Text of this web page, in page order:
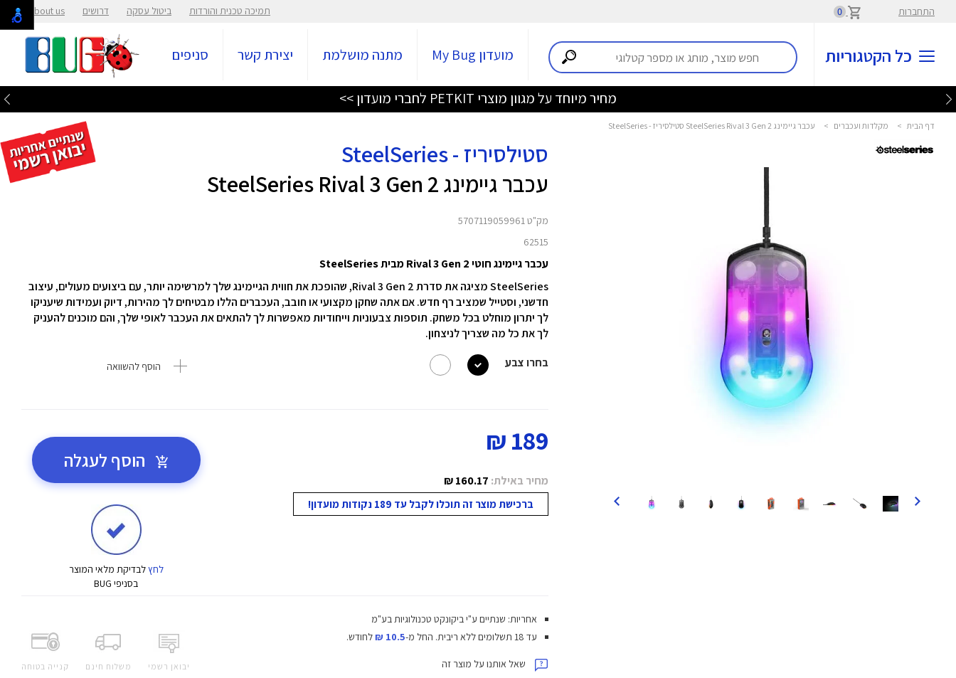
התחברות 0 תמיכה טכנית והורדות ביטול עסקה דרושים About us
כל הקטגוריות מועדון My Bug מתנה מושלמת יצירת קשר סניפים
מחיר מיוחד על מגוון מוצרי PETKIT לחברי מועדון >>
דף הבית > מקלדות ועכברים > עכבר גיימינג SteelSeries Rival 3 Gen 2 סטילסיריז - SteelSeries
סטילסיריז - SteelSeries
עכבר גיימינג SteelSeries Rival 3 Gen 2
מק"ט 5707119059961
62515
עכבר גיימינג חוטי Rival 3 Gen 2 מבית SteelSeries
SteelSeries מציגה את סדרת Rival 3 Gen 2, שהופכת את חווית הגיימינג שלך למרשימה יותר, עם ביצועים מעולים, עיצוב
חדשני, וסטייל שמציב רף חדש. אם אתה שחקן מקצועי או חובב, העכברים הללו מבטיחים לך מהירות, דיוק ועמידות שיעניקו
לך יתרון מוחלט בכל משחק. תוספות צבעוניות וייחודיות מאפשרות לך להתאים את העכבר לאופי שלך, והם מוכנים להעניק
לך את כל מה שצריך לניצחון.
בחרו צבע
הוסף להשוואה
189 ₪
מחיר באילת: 160.17 ₪
ברכישת מוצר זה תוכלו לקבל עד 189 נקודות מועדון!
הוסף לעגלה
לחץלבדיקת מלאי המוצר
בסניפי BUG
יבואן רשמי משלוח חינם קנייה בטוחה
אחריות: שנתיים ע"י ביקונקט טכנולוגיות בע"מ
עד 18 תשלומים ללא ריבית.
החל מ-10.5 ₪ לחודש.
שאל אותנו על מוצר זה